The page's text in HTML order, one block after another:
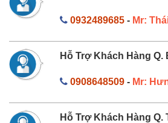
0932489685- Mr:
Hỗ Trợ Khách Hàng Q.
0908648509- Mr:
Hỗ Trợ Khách Hàng Q.